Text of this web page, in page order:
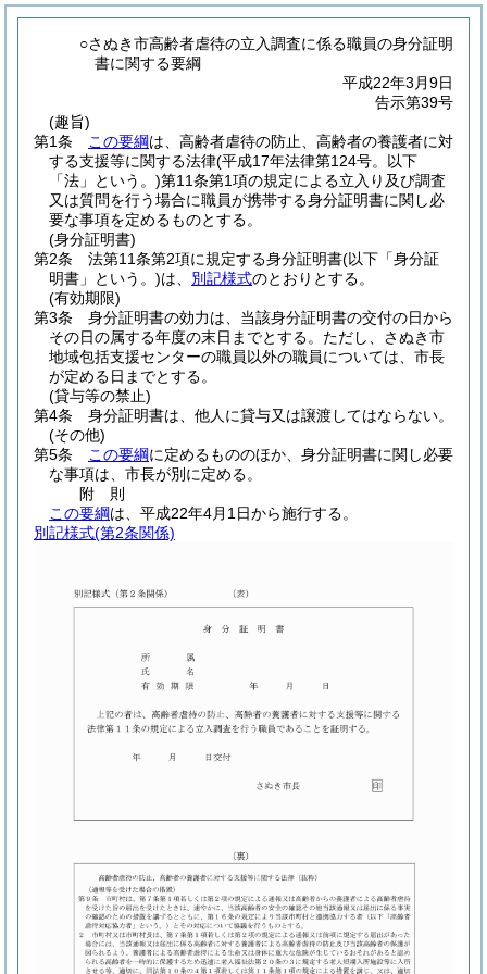
○さぬき市高齢者虐待の立入調査に係る職員の身分証明
書に関する要綱
平成22年3月9日
告示第39号
(趣旨)
第1条
この要綱は、高齢者虐待の防止、高齢者の養護者に対
する支援等に関する法律(平成17年法律第124号。以下
「法」という。)第11条第1項の規定による立入り及び調査
又は質問を行う場合に職員が携帯する身分証明書に関し必
要な事項を定めるものとする。
(身分証明書)
第2条
法第11条第2項に規定する身分証明書(以下「身分証
明書」という。)は、 別記様式のとおりとする。
(有効期限)
第3条
身分証明書の効力は、当該身分証明書の交付の日から
その日の属する年度の末日までとする。 ただし、さぬき市
地域包括支援センターの職員以外の職員については、市長
が定める日までとする。
(貸与等の禁止)
第4条
身分証明書は、他人に貸与又は譲渡してはならない。
(その他)
第5条
この要綱に定めるもののほか、身分証明書に関し必要
な事項は、市長が別に定める。
附 則
この要綱は、平成22年4月1日から施行する。
別記様式(第2条関係)